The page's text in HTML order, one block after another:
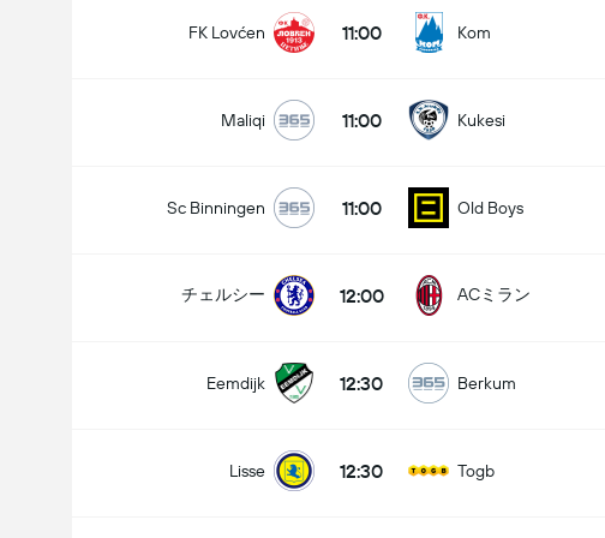
FK Lovćen 11:00 Kom
Maliqi 11:00 Kukesi
Sc Binningen 11:00 Old Boys
チェルシー 12:00 ACミラン
Eemdijk 12:30 Berkum
Lisse 12:30 Togb